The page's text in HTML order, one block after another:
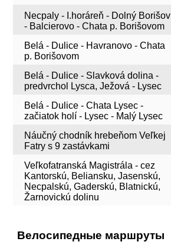
Necpaly - I.horáreň - Dolný Borišov
- Balcierovo - Chata p. Borišovom
Belá - Dulice - Havranovo - Chata
p. Borišovom
Belá - Dulice - Slavková dolina -
predvrchol Lysca, Ježová - Lysec
Belá - Dulice - Chata Lysec -
začiatok holí - Lysec - Malý Lysec
Náučný chodník hrebeňom Veľkej
Fatry s 9 zastávkami
Veľkofatranská Magistrála - cez
Kantorskú, Beliansku, Jasenskú,
Necpalskú, Gaderskú, Blatnickú,
Žarnovickú dolinu
Велосипедные маршруты